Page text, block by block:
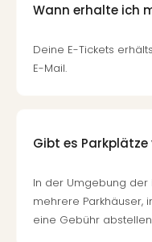
Wann erhalte ich
Deine E-Tickets
E-Mail.
Gibt es Parkplätze
In der Umgebung
mehrere Parkhäuser,
eine Gebühr